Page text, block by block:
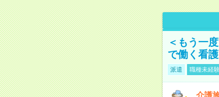
＜もう一
で働く看護
派遣 職種未経
介護